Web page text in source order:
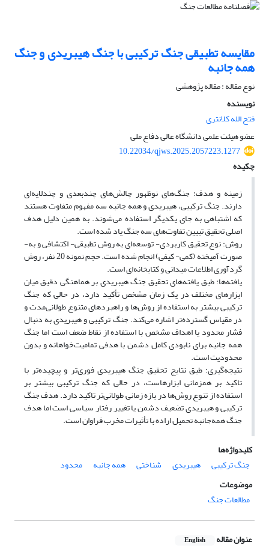
مقایسه تطبیقی جنگ ترکیبی با جنگ هیبریدی و جنگ
همه جانبه
نوع مقاله : مقاله پژوهشی
نویسنده
فتح الله کلانتری
عضو هیئت علمی دانشگاه عالی دفاع ملی
10.22034/qjws.2025.2057223.1277
چکیده
زمینه و هدف: جنگ‌های نوظهور چالش‌های چندبعدی و چندلایه‌ای
دارند. جنگ ترکیبی، هیبریدی و همه جانبه سه مفهوم متفاوت هستند
که اشتباهی به جای یکدیگر استفاده می‌شوند. به همین دلیل هدف
اصلی تحقیق تبیین تفاوت‌های سه جنگ یاد شده است.
روش: نوع تحقیق کاربردی- توسعه‌ای به روش تطبیقی- اکتشافی و به-
صورت آمیخته (کمی- کیفی) انجام شده است. حجم نمونه 20 نفر، روش
گردآوری اطلاعات میدانی و کتابخانه‌ای است.
یافته‌ها: طبق یافته‌های تحقیق جنگ هیبریدی بر هماهنگی دقیق میان
ابزارهای مختلف در یک زمان مشخص تأکید دارد، در حالی که جنگ
ترکیبی بیشتر به استفاده از روش‌ها و راهبردهای متنوع طولانی‌مدت و
در مقیاس گسترده‌تر اشاره می‌کند. جنگ ترکیبی و هیبریدی به دنبال
فشار محدود یا اهداف مشخص با استفاده از نقاط ضعف است اما جنگ
همه جانبه برای نابودی کامل دشمن با هدفی تمامیت‌خواهانه و بدون
محدودیت است.
نتیجه‌گیری: طبق نتایج تحقیق جنگ هیبریدی فوری‌تر و پیچیده‌تر با
تاکید بر همزمانی ابزارهاست، در حالی که جنگ ترکیبی بیشتر بر
استفاده از تنوع روش‌ها در بازه زمانی طولانی‌تر تاکید دارد. هدف جنگ
ترکیبی و هیبریدی تضعیف دشمن یا تغییر رفتار سیاسی است اما هدف
جنگ همه‌جانبه تحمیل اراده با تأثیرات مخرب فراوان است.
کلیدواژه‌ها
جنگ ترکیبی
هیبریدی شناختی همه جانبه
محدود
موضوعات
مطالعات جنگ
عنوان مقاله English